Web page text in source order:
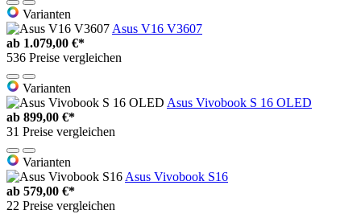
Varianten
Asus V16 V3607
ab 1.079,00 €*
536 Preise vergleichen
Varianten
Asus Vivobook S 16 OLED
ab 899,00 €*
31 Preise vergleichen
Varianten
Asus Vivobook S16
ab 579,00 €*
22 Preise vergleichen